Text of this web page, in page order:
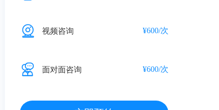
视频咨询 ¥600/次
面对面咨询 ¥600/次